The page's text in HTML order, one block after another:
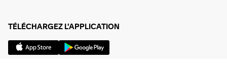
TÉLÉCHARGEZ L'APPLICATION